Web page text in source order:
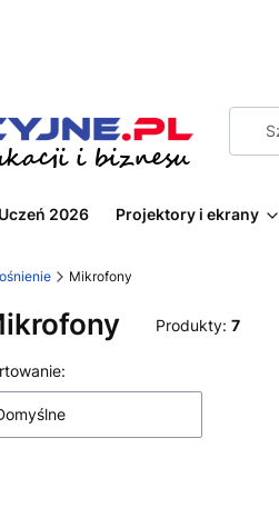
2026 Projektory i ekrany
Mikrofony
Produkty: 7
produktów